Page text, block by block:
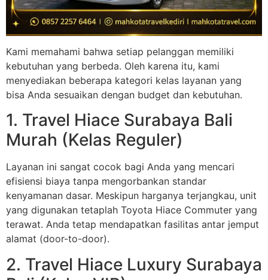
Kami memahami bahwa setiap pelanggan memiliki
kebutuhan yang berbeda. Oleh karena itu, kami
menyediakan beberapa kategori kelas layanan yang
bisa Anda sesuaikan dengan budget dan kebutuhan.
1. Travel Hiace Surabaya Bali
Murah (Kelas Reguler)
Layanan ini sangat cocok bagi Anda yang mencari
efisiensi biaya tanpa mengorbankan standar
kenyamanan dasar. Meskipun harganya terjangkau, unit
yang digunakan tetaplah Toyota Hiace Commuter yang
terawat. Anda tetap mendapatkan fasilitas antar jemput
alamat (door-to-door).
2. Travel Hiace Luxury Surabaya